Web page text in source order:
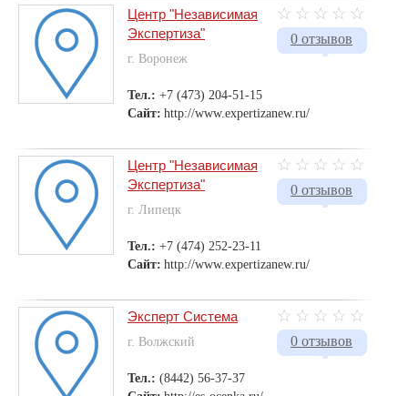
0 отзывов
Центр "Независимая
Экспертиза"
г. Воронеж
Тел.: +7 (473) 204-51-15
Сайт: http://www.expertizanew.ru/
0 отзывов
Центр "Независимая
Экспертиза"
г. Липецк
Тел.: +7 (474) 252-23-11
Сайт: http://www.expertizanew.ru/
0 отзывов
Эксперт Система
г. Волжский
Тел.: (8442) 56-37-37